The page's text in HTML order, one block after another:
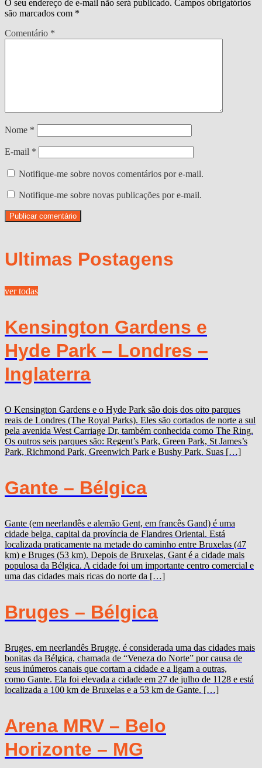
O seu endereço de e-mail não será publicado. Campos obrigatórios
são marcados com *
Comentário *
Nome *
E-mail *
Notifique-me sobre novos comentários por e-mail.
Notifique-me sobre novas publicações por e-mail.
Ultimas Postagens
ver todas
Kensington Gardens e
Hyde Park – Londres –
Inglaterra
O Kensington Gardens e o Hyde Park são dois dos oito parques
reais de Londres (The Royal Parks). Eles são cortados de norte a sul
pela avenida West Carriage Dr, também conhecida como The Ring.
Os outros seis parques são: Regent’s Park, Green Park, St James’s
Park, Richmond Park, Greenwich Park e Bushy Park. Suas […]
Gante – Bélgica
Gante (em neerlandês e alemão Gent, em francês Gand) é uma
cidade belga, capital da província de Flandres Oriental. Está
localizada praticamente na metade do caminho entre Bruxelas (47
km) e Bruges (53 km). Depois de Bruxelas, Gant é a cidade mais
populosa da Bélgica. A cidade foi um importante centro comercial e
uma das cidades mais ricas do norte da […]
Bruges – Bélgica
Bruges, em neerlandês Brugge, é considerada uma das cidades mais
bonitas da Bélgica, chamada de “Veneza do Norte” por causa de
seus inúmeros canais que cortam a cidade e a ligam a outras,
como Gante. Ela foi elevada a cidade em 27 de julho de 1128 e está
localizada a 100 km de Bruxelas e a 53 km de Gante. […]
Arena MRV – Belo
Horizonte – MG